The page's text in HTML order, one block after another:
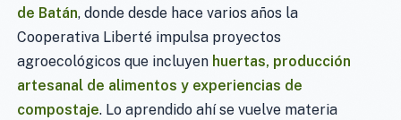
de Batán, donde desde hace varios años la
Cooperativa Liberté impulsa proyectos
agroecológicos que incluyen huertas, producción
artesanal de alimentos y experiencias de
compostaje. Lo aprendido ahí se vuelve materia